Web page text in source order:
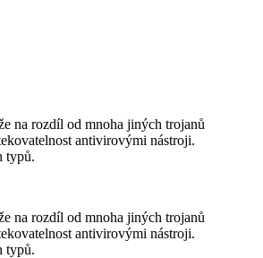
na rozdíl od mnoha jiných trojanů
antivirovými nástroji.
typů.
na rozdíl od mnoha jiných trojanů
antivirovými nástroji.
typů.